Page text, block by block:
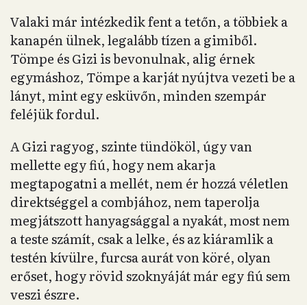
Valaki már intézkedik fent a tetőn, a többiek a
kanapén ülnek, legalább tízen a gimiből.
Tömpe és Gizi is bevonulnak, alig érnek
egymáshoz, Tömpe a karját nyújtva vezeti be a
lányt, mint egy esküvőn, minden szempár
feléjük fordul.
A Gizi ragyog, szinte tündököl, úgy van
mellette egy fiú, hogy nem akarja
megtapogatni a mellét, nem ér hozzá véletlen
direktséggel a combjához, nem taperolja
megjátszott hanyagsággal a nyakát, most nem
a teste számít, csak a lelke, és az kiáramlik a
testén kívülre, furcsa aurát von köré, olyan
erőset, hogy rövid szoknyáját már egy fiú sem
veszi észre.